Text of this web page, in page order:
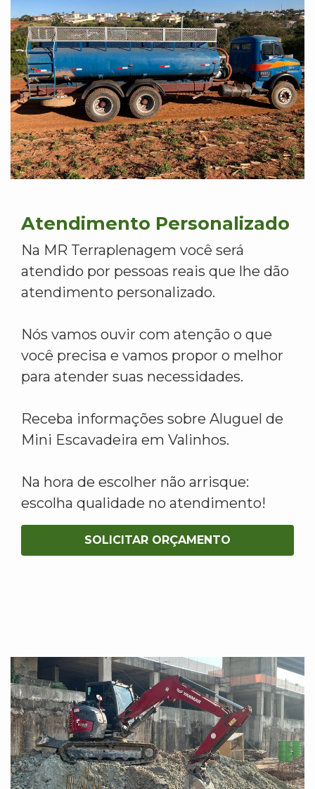
Atendimento Personalizado
Na MR Terraplenagem você será
atendido por pessoas reais que lhe dão
atendimento personalizado.
Nós vamos ouvir com atenção o que
você precisa e vamos propor o melhor
para atender suas necessidades.
Receba informações sobre Aluguel de
Mini Escavadeira em Valinhos.
Na hora de escolher não arrisque:
escolha qualidade no atendimento!
SOLICITAR ORÇAMENTO